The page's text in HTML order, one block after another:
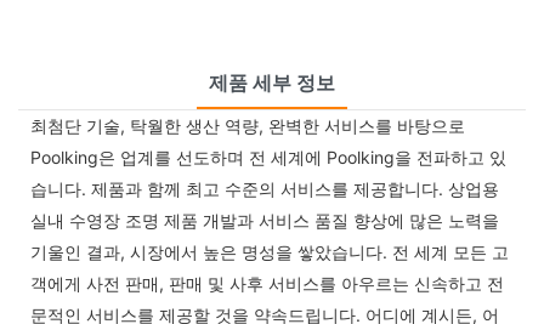
제품 세부 정보
최첨단 기술, 탁월한 생산 역량, 완벽한 서비스를 바탕으로
Poolking은 업계를 선도하며 전 세계에 Poolking을 전파하고 있
습니다. 제품과 함께 최고 수준의 서비스를 제공합니다. 상업용
실내 수영장 조명 제품 개발과 서비스 품질 향상에 많은 노력을
기울인 결과, 시장에서 높은 명성을 쌓았습니다. 전 세계 모든 고
객에게 사전 판매, 판매 및 사후 서비스를 아우르는 신속하고 전
문적인 서비스를 제공할 것을 약속드립니다. 어디에 계시든, 어